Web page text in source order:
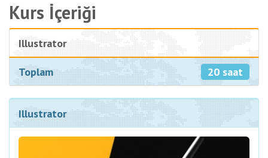
Kurs İçeriği
Illustrator
20 saat
Toplam
Illustrator